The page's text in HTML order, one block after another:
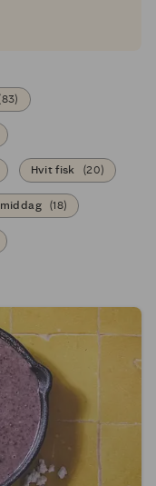
83)
Hvit fisk (20)
(18)